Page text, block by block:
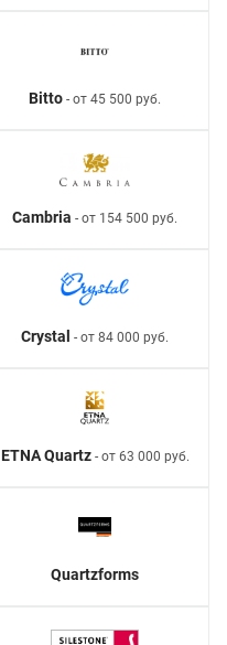
Bitto - от 45 500 руб.
Cambria - от 154 500 руб.
Crystal - от 84 000 руб.
ETNA Quartz- от 63 000 руб.
Quartzforms